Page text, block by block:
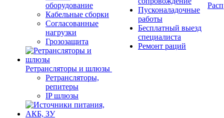
оборудование
Кабельные сборки
Согласованные
нагрузки
Грозозащита
Ретрансляторы и шлюзы
Ретрансляторы,
репитеры
IP шлюзы
Пусконаладочные
работы
Бесплатный выезд
специалиста
Ремонт раций